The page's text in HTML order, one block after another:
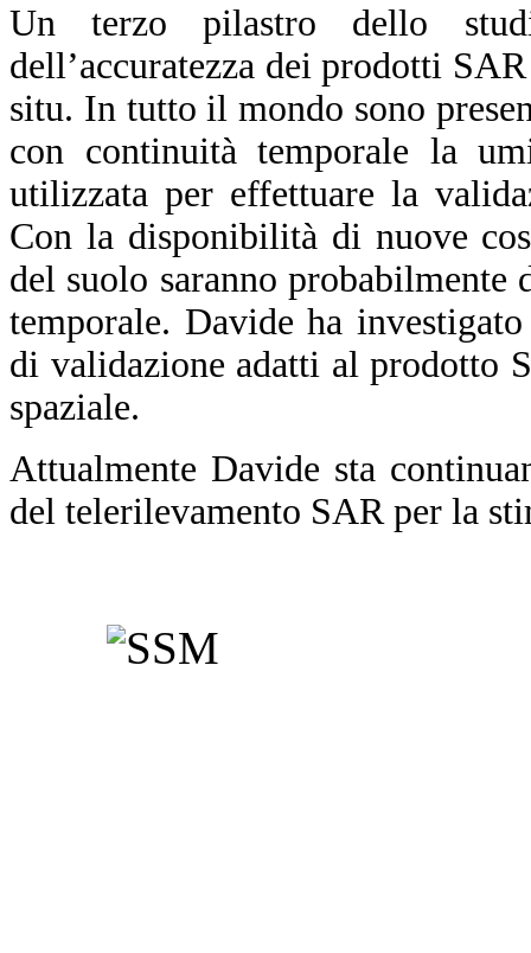
Un terzo pilastro dello
dell’accuratezza dei prodotti
situ. In tutto il mondo sono
con continuità temporale la
utilizzata per effettuare la
Con la disponibilità di nuove
del suolo saranno
temporale. Davide ha
di validazione adatti al prodotto
spaziale.
Attualmente Davide sta
del telerilevamento SAR per la